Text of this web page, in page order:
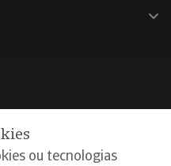
ou tecnologias